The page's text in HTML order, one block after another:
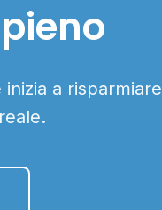
a risparmiare